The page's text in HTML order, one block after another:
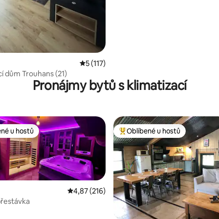
z 5, 224 hodnocení Průměrné hodnocení 5 z 5, 117 hodnocení
5 (117)
dům Trouhans (21)
Pronájmy bytů s klimatizací
z 5, 107 hodnocení
kategorii Oblíbené u hostů
u hostů
Průměrné hodnocení 4,87 z 5, 216 hodnocení
4,87 (216)
Nejlepší v kategorii Oblíbené u
Oblíbené u hostů